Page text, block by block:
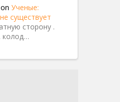
on Ученые:
существует
сторону .
колод…